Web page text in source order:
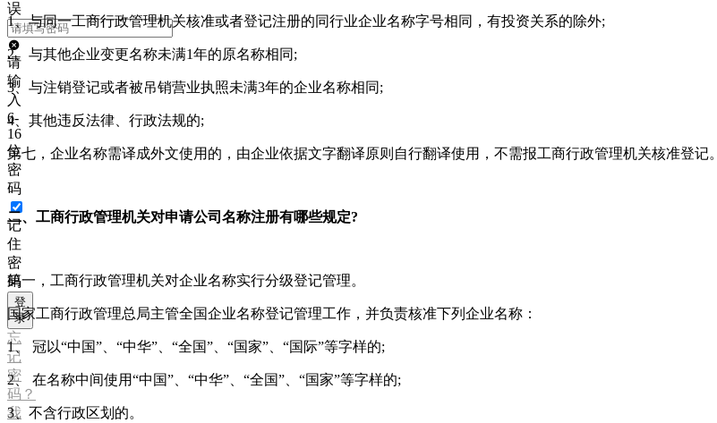
误
请
输
入
6-
16
位
密
码
记
住
密
码
登
录
忘
记
密
码？
我
1、与同一工商行政管理机关核准或者登记注册的同行业企业名称字号相同，有投资关系的除外;
2、与其他企业变更名称未满1年的原名称相同;
3、与注销登记或者被吊销营业执照未满3年的企业名称相同;
4、其他违反法律、行政法规的;
第七，企业名称需译成外文使用的，由企业依据文字翻译原则自行翻译使用，不需报工商行政管理机关核准登记。
二、工商行政管理机关对申请公司名称注册有哪些规定?
第一，工商行政管理机关对企业名称实行分级登记管理。
国家工商行政管理总局主管全国企业名称登记管理工作，并负责核准下列企业名称：
1、 冠以“中国”、“中华”、“全国”、“国家”、“国际”等字样的;
2、 在名称中间使用“中国”、“中华”、“全国”、“国家”等字样的;
3、不含行政区划的。